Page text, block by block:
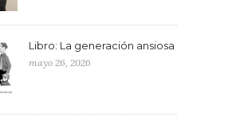
Libro: La generación ansiosa
mayo 26, 2026